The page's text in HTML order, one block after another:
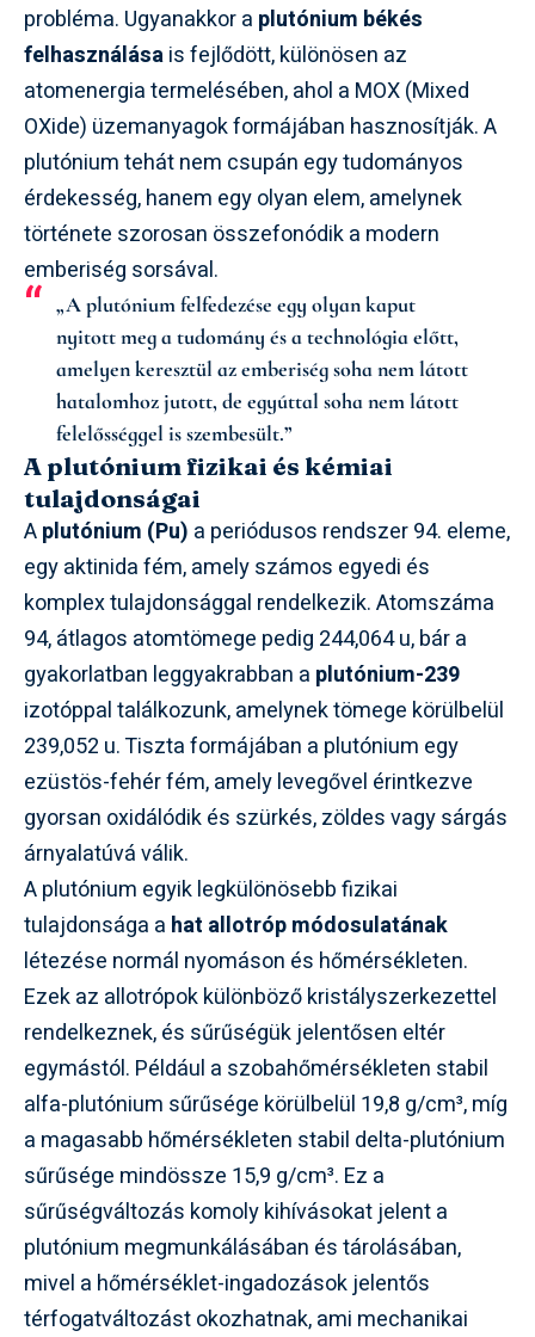
probléma. Ugyanakkor a plutónium békés
felhasználásais fejlődött, különösen az
atomenergia termelésében, ahol a MOX (Mixed
OXide) üzemanyagok formájában hasznosítják. A
plutónium tehát nem csupán egy tudományos
érdekesség, hanem egy olyan elem, amelynek
története szorosan összefonódik a modern
emberiség sorsával.
„A plutónium felfedezése egy olyan kaput
nyitott meg a tudomány és a technológia előtt,
amelyen keresztül az emberiség soha nem látott
hatalomhoz jutott, de egyúttal soha nem látott
felelősséggel is szembesült.”
A plutónium fizikai és kémiai
tulajdonságai
Aplutónium (Pu) a periódusos rendszer 94. eleme,
egy aktinida fém, amely számos egyedi és
komplex tulajdonsággal rendelkezik. Atomszáma
94, átlagos atomtömege pedig 244,064 u, bár a
gyakorlatban leggyakrabban a plutónium-239
izotóppal találkozunk, amelynek tömege körülbelül
239,052 u. Tiszta formájában a plutónium egy
ezüstös-fehér fém, amely levegővel érintkezve
gyorsan oxidálódik és szürkés, zöldes vagy sárgás
árnyalatúvá válik.
A plutónium egyik legkülönösebb fizikai
tulajdonsága a hat allotróp módosulatának
létezése normál nyomáson és hőmérsékleten.
Ezek az allotrópok különböző kristályszerkezettel
rendelkeznek, és sűrűségük jelentősen eltér
egymástól. Például a szobahőmérsékleten stabil
alfa-plutónium sűrűsége körülbelül 19,8 g/cm³, míg
a magasabb hőmérsékleten stabil delta-plutónium
sűrűsége mindössze 15,9 g/cm³. Ez a
sűrűségváltozás komoly kihívásokat jelent a
plutónium megmunkálásában és tárolásában,
mivel a hőmérséklet-ingadozások jelentős
térfogatváltozást okozhatnak, ami mechanikai